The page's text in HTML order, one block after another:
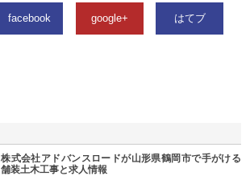
facebook google+ はてブ
株式会社アドバンスロードが山形県鶴岡市で手がける
舗装土木工事と求人情報